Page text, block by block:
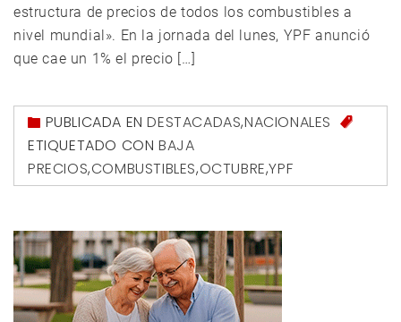
estructura de precios de todos los combustibles a
nivel mundial». En la jornada del lunes, YPF anunció
que cae un 1% el precio […]
PUBLICADA ENDESTACADAS,NACIONALES
ETIQUETADO CON BAJA
PRECIOS,COMBUSTIBLES,OCTUBRE,YPF